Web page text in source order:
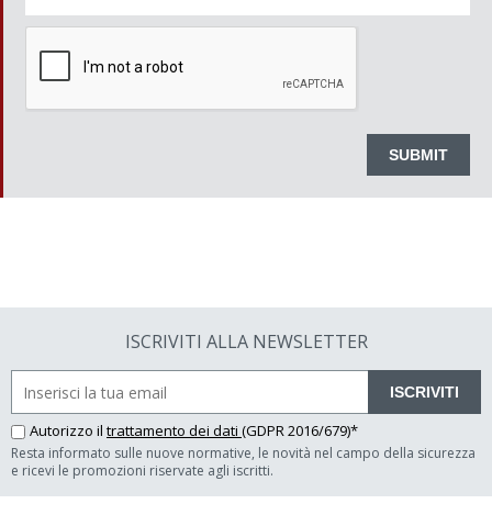
ISCRIVITI ALLA NEWSLETTER
ISCRIVITI
Autorizzo il trattamento dei dati (GDPR 2016/679)*
Resta informato sulle nuove normative, le novità nel campo della sicurezza
e ricevi le promozioni riservate agli iscritti.